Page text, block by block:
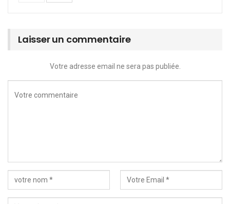
Laisser un commentaire
Votre adresse email ne sera pas publiée.